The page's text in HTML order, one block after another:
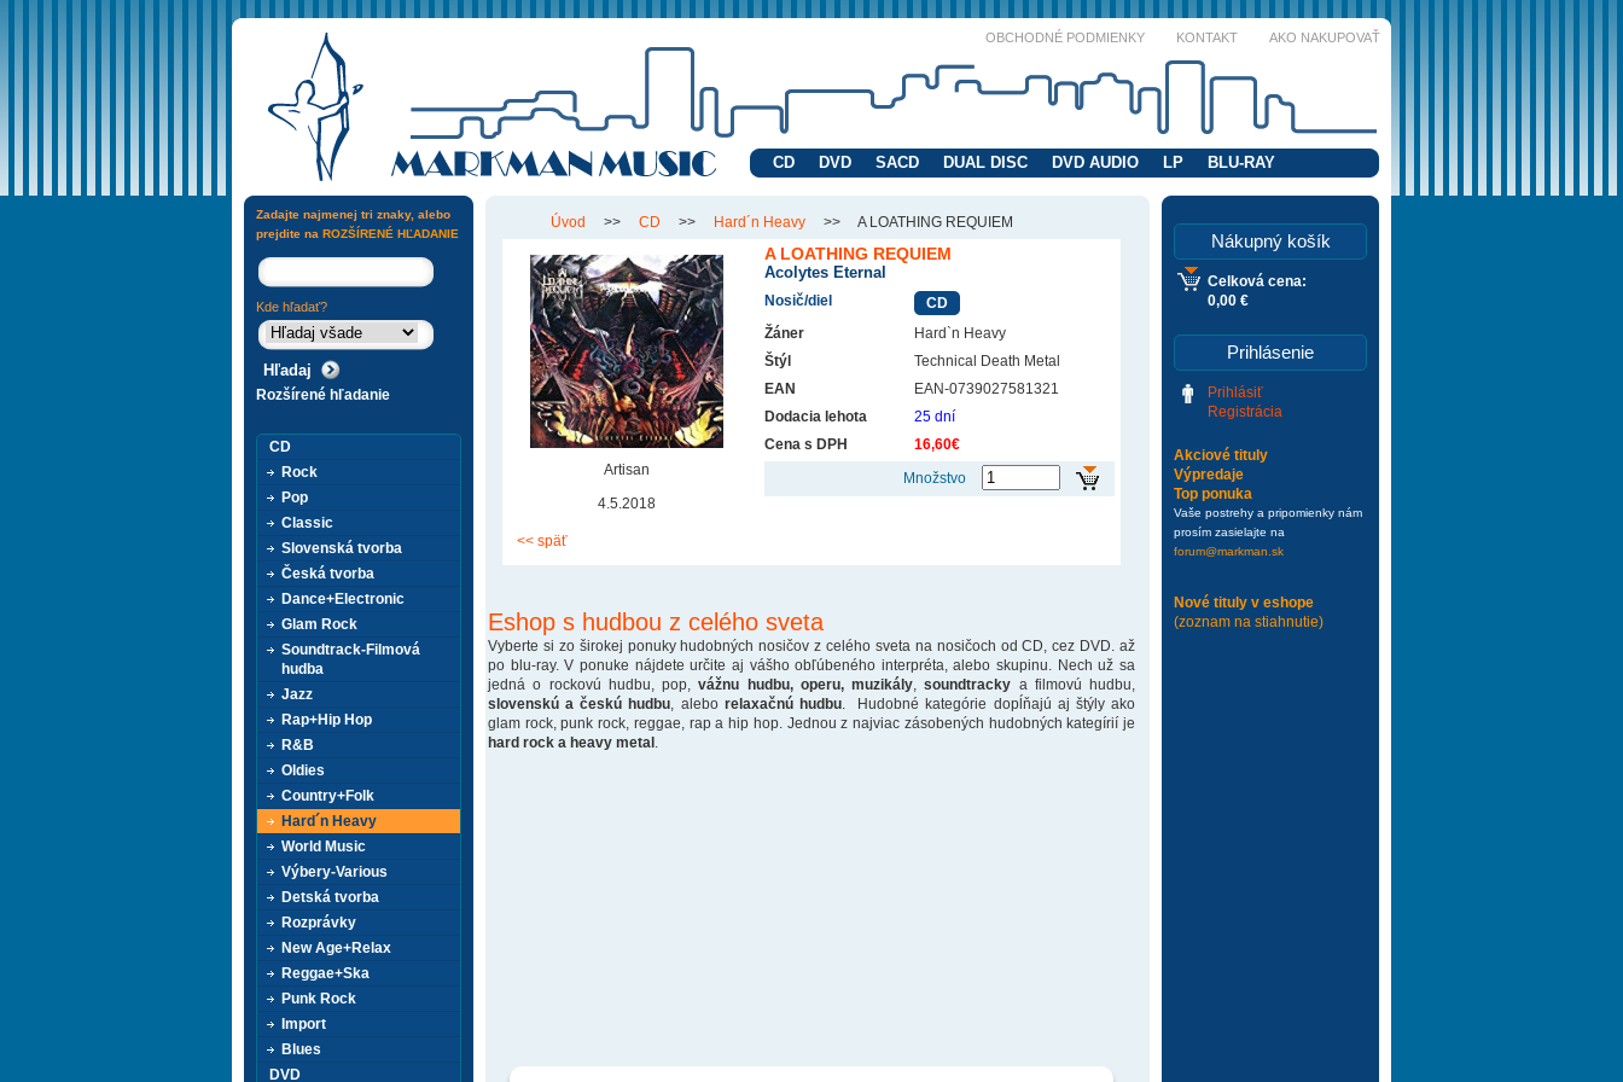
OBCHODNÉ PODMIENKY KONTAKT AKO NAKUPOVAŤ
CD DVD SACD DUAL DISC DVD AUDIO LP BLU-RAY
Úvod >> CD >> Hard´n Heavy >> A LOATHING REQUIEM
Artisan
4.5.2018
A LOATHING REQUIEM
Acolytes Eternal
Nosič/diel
CD
Žáner
Hard`n Heavy
Štýl
Technical Death Metal
EAN
EAN-0739027581321
Dodacia lehota
25 dní
Cena s DPH
16,60€
Množstvo
<< späť
Eshop s hudbou z celého sveta
Vyberte si zo širokej ponuky hudobných nosičov z celého sveta na nosičoch od CD, cez DVD. až
po blu-ray. V ponuke nájdete určite aj vášho obľúbeného interpréta, alebo skupinu. Nech už sa
jedná o rockovú hudbu, pop,vážnu hudbu, operu, muzikály ,soundtracky a filmovú hudbu,
slovenskú a českú hudbu , alebo relaxačnú hudbu. Hudobné kategórie dopĺňajú aj štýly ako
glam rock, punk rock, reggae, rap a hip hop. Jednou z najviac zásobených hudobných kategírií je
hard rock a heavy metal
Nákupný košík
Celková cena:
0,00 €
Prihlásenie
Prihlásiť
Registrácia
Akciové tituly
Výpredaje
Top ponuka
Vaše postrehy a pripomienky nám
prosím zasielajte na
forum@markman.sk
Nové tituly v eshope
(zoznam na stiahnutie)
Zadajte najmenej tri znaky, alebo
prejdite na ROZŠÍRENÉ HĽADANIE
Kde hľadať?
Rozšírené hľadanie
CD
Rock
Pop
Classic
Slovenská tvorba
Česká tvorba
Dance+Electronic
Glam Rock
Soundtrack-Filmová
hudba
Jazz
Rap+Hip Hop
R&B
Oldies
Country+Folk
Hard´n Heavy
World Music
Výbery-Various
Detská tvorba
Rozprávky
New Age+Relax
Reggae+Ska
Punk Rock
Import
Blues
DVD